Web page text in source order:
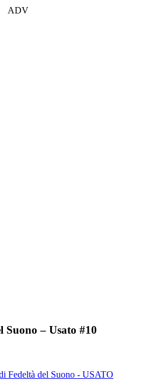
ADV
Suono – Usato #10
Fedeltà del Suono - USATO